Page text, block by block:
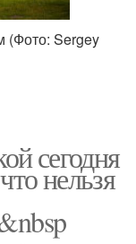
(Фото: Sergey
сегодня
нельзя